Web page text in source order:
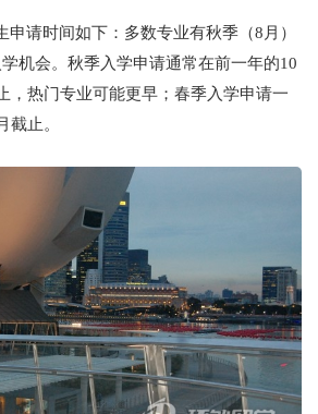
申请时间如下：多数专业有秋季（8月）
机会。秋季入学申请通常在前一年的10
，热门专业可能更早；春季入学申请一
截止。